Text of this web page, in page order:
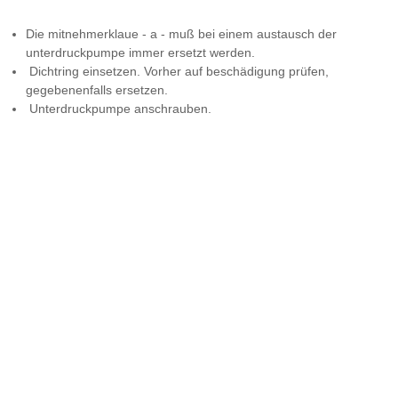
Die mitnehmerklaue - a - muß bei einem austausch der
unterdruckpumpe immer ersetzt werden.
Dichtring einsetzen. Vorher auf beschädigung prüfen,
gegebenenfalls ersetzen.
Unterdruckpumpe anschrauben.